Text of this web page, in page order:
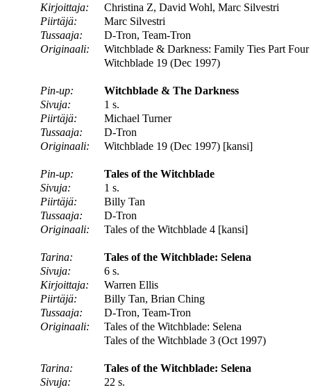
Kirjoittaja:
Christina Z, David Wohl, Marc Silvestri
Piirtäjä:
Marc Silvestri
Tussaaja:
D-Tron, Team-Tron
Originaali:
Witchblade & Darkness: Family Ties Part Four
Witchblade 19 (Dec 1997)
Pin-up:
Witchblade & The Darkness
Sivuja:
1 s.
Piirtäjä:
Michael Turner
Tussaaja:
D-Tron
Originaali:
Witchblade 19 (Dec 1997) [kansi]
Pin-up:
Tales of the Witchblade
Sivuja:
1 s.
Piirtäjä:
Billy Tan
Tussaaja:
D-Tron
Originaali:
Tales of the Witchblade 4 [kansi]
Tarina:
Tales of the Witchblade: Selena
Sivuja:
6 s.
Kirjoittaja:
Warren Ellis
Piirtäjä:
Billy Tan, Brian Ching
Tussaaja:
D-Tron, Team-Tron
Originaali:
Tales of the Witchblade: Selena
Tales of the Witchblade 3 (Oct 1997)
Tarina:
Tales of the Witchblade: Selena
Sivuja:
22 s.